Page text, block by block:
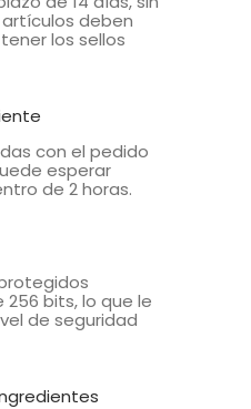
artículos deben
los sellos
con el pedido
esperar
de 2 horas.
256 bits, lo que le
de seguridad